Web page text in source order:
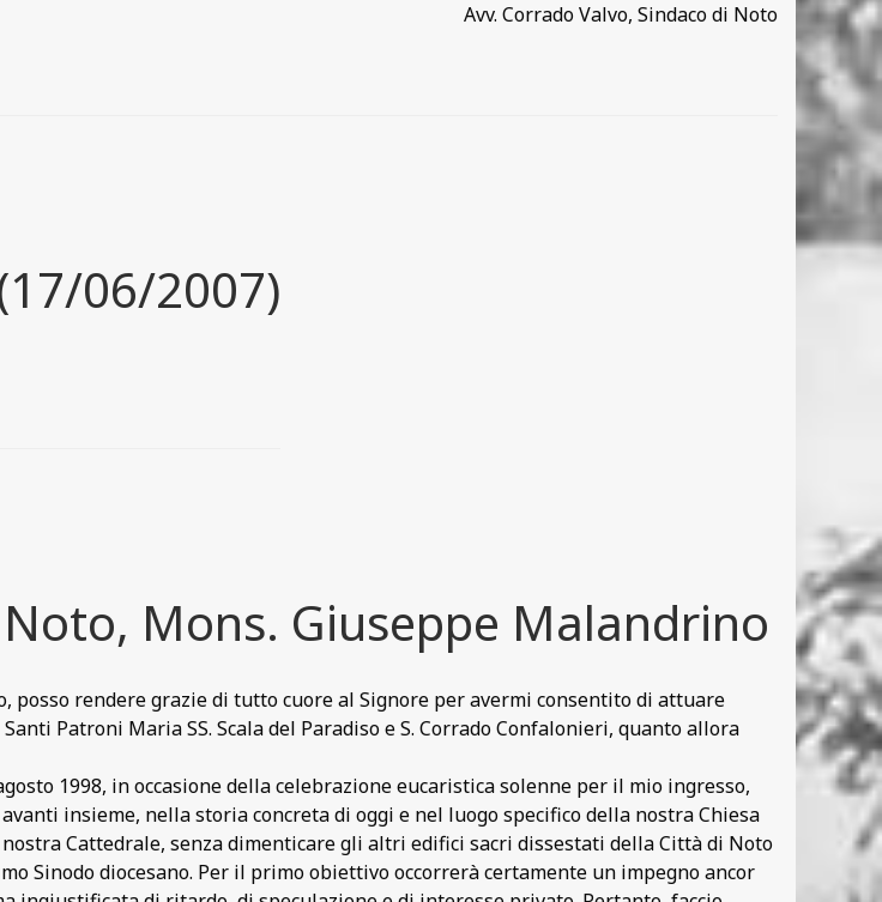
Avv. Corrado Valvo, Sindaco di Noto
06/2007)
Mons. Giuseppe Malandrino
posso rendere grazie di tutto cuore al Signore per avermi consentito di attuare
Patroni Maria SS. Scala del Paradiso e S. Corrado Confalonieri, quanto allora
1998, in occasione della celebrazione eucaristica solenne per il mio ingresso,
insieme, nella storia concreta di oggi e nel luogo specifico della nostra Chiesa
Cattedrale, senza dimenticare gli altri edifici sacri dissestati della Città di Noto
Sinodo diocesano. Per il primo obiettivo occorrerà certamente un impegno ancor